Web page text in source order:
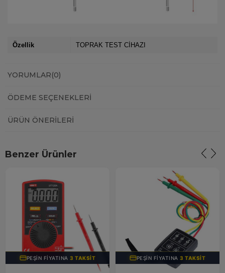
Özellik TOPRAK TEST CİHAZI
YORUMLAR(0)
ÖDEME SEÇENEKLERI
ÜRÜN ÖNERILERI
Benzer Ürünler
PEŞIN FIYATINA3 TAKSIT PEŞIN FIYATINA3 TAKSIT